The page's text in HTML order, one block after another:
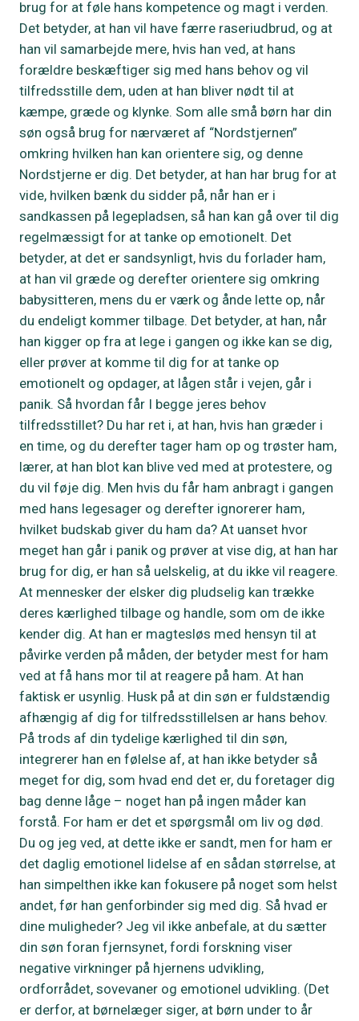
brug for at føle hans kompetence og magt i verden.
Det betyder, at han vil have færre raseriudbrud, og at
han vil samarbejde mere, hvis han ved, at hans
forældre beskæftiger sig med hans behov og vil
tilfredsstille dem, uden at han bliver nødt til at
kæmpe, græde og klynke. Som alle små børn har din
søn også brug for nærværet af “Nordstjernen”
omkring hvilken han kan orientere sig, og denne
Nordstjerne er dig. Det betyder, at han har brug for at
vide, hvilken bænk du sidder på, når han er i
sandkassen på legepladsen, så han kan gå over til dig
regelmæssigt for at tanke op emotionelt. Det
betyder, at det er sandsynligt, hvis du forlader ham,
at han vil græde og derefter orientere sig omkring
babysitteren, mens du er værk og ånde lette op, når
du endeligt kommer tilbage. Det betyder, at han, når
han kigger op fra at lege i gangen og ikke kan se dig,
eller prøver at komme til dig for at tanke op
emotionelt og opdager, at lågen står i vejen, går i
panik. Så hvordan får I begge jeres behov
tilfredsstillet? Du har ret i, at han, hvis han græder i
en time, og du derefter tager ham op og trøster ham,
lærer, at han blot kan blive ved med at protestere, og
du vil føje dig. Men hvis du får ham anbragt i gangen
med hans legesager og derefter ignorerer ham,
hvilket budskab giver du ham da? At uanset hvor
meget han går i panik og prøver at vise dig, at han har
brug for dig, er han så uelskelig, at du ikke vil reagere.
At mennesker der elsker dig pludselig kan trække
deres kærlighed tilbage og handle, som om de ikke
kender dig. At han er magtesløs med hensyn til at
påvirke verden på måden, der betyder mest for ham
ved at få hans mor til at reagere på ham. At han
faktisk er usynlig. Husk på at din søn er fuldstændig
afhængig af dig for tilfredsstillelsen ar hans behov.
På trods af din tydelige kærlighed til din søn,
integrerer han en følelse af, at han ikke betyder så
meget for dig, som hvad end det er, du foretager dig
bag denne låge – noget han på ingen måder kan
forstå. For ham er det et spørgsmål om liv og død.
Du og jeg ved, at dette ikke er sandt, men for ham er
det daglig emotionel lidelse af en sådan størrelse, at
han simpelthen ikke kan fokusere på noget som helst
andet, før han genforbinder sig med dig. Så hvad er
dine muligheder? Jeg vil ikke anbefale, at du sætter
din søn foran fjernsynet, fordi forskning viser
negative virkninger på hjernens udvikling,
ordforrådet, sovevaner og emotionel udvikling. (Det
er derfor, at børnelæger siger, at børn under to år